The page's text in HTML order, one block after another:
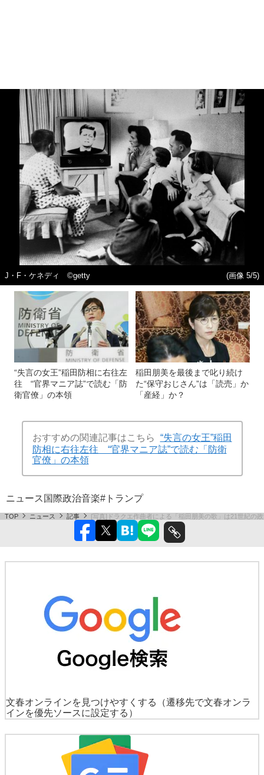
J・F・ケネディ ©getty (画像 5/5)
“失言の女王”稲田防相に右往左
往 “官界マニア誌”で読む「防
衛官僚」の本領
稲田朋美を最後まで叱り続け
た“保守おじさん”は「読売」か
「産経」か？
おすすめの関連記事はこちら
“失言の女王”稲田
防相に右往左往 “官界マニア誌”で読む「防衛
官僚」の本領
ニュース 国際政治音楽#トランプ
TOP ニュース 記事 [写真]ドラクエ作曲者による「稲田朋美の歌」は21世紀の
文春オンラインを見つけやすくする
（遷移先で文春オンラ
インを優先ソースに設定する）